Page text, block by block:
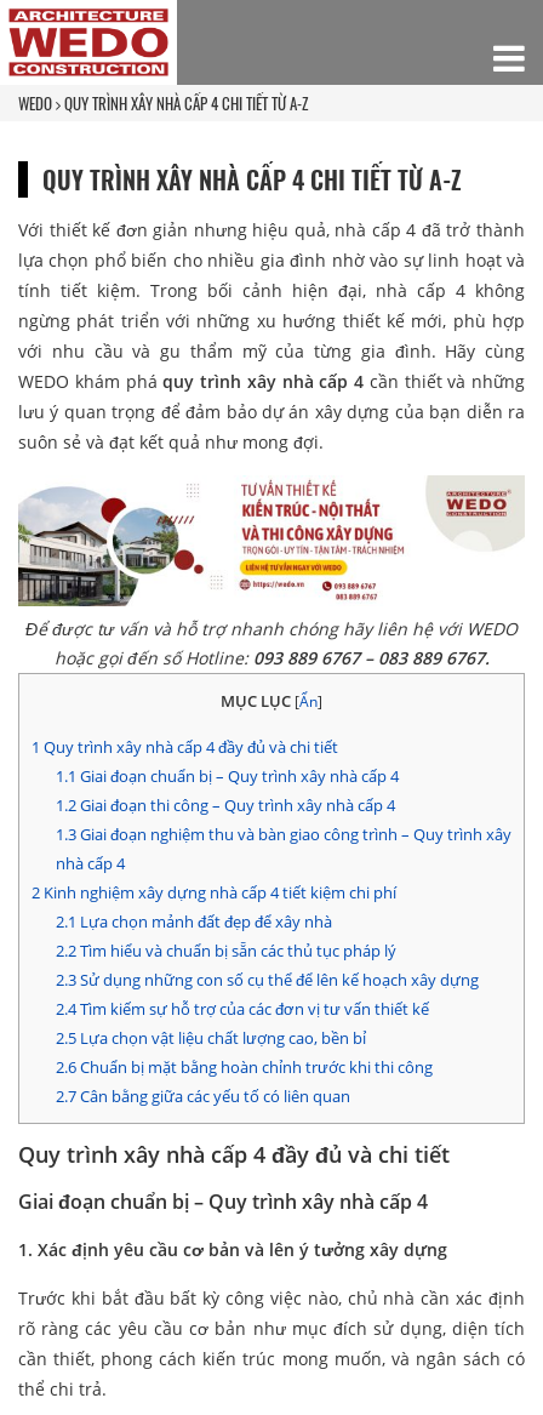
WEDO QUY TRÌNH XÂY NHÀ CẤP 4 CHI TIẾT TỪ A-Z
QUY TRÌNH XÂY NHÀ CẤP 4 CHI TIẾT TỪ A-Z
Với thiết kế đơn giản nhưng hiệu quả, nhà cấp 4 đã trở thành
lựa chọn phổ biến cho nhiều gia đình nhờ vào sự linh hoạt và
tính tiết kiệm. Trong bối cảnh hiện đại, nhà cấp 4 không
ngừng phát triển với những xu hướng thiết kế mới, phù hợp
với nhu cầu và gu thẩm mỹ của từng gia đình. Hãy cùng
WEDO khám pháquy trình xây nhà cấp 4 cần thiết và những
lưu ý quan trọng để đảm bảo dự án xây dựng của bạn diễn ra
suôn sẻ và đạt kết quả như mong đợi.
Để được tư vấn và hỗ trợ nhanh chóng hãy liên hệ với WEDO
hoặc gọi đến số Hotline: 093 889 6767 – 083 889 6767.
MỤC LỤC [Ẩn]
1 Quy trình xây nhà cấp 4 đầy đủ và chi tiết
1.1 Giai đoạn chuẩn bị – Quy trình xây nhà cấp 4
1.2Giai đoạn thi công – Quy trình xây nhà cấp 4
1.3Giai đoạn nghiệm thu và bàn giao công trình – Quy trình xây
nhà cấp 4
2 Kinh nghiệm xây dựng nhà cấp 4 tiết kiệm chi phí
2.1 Lựa chọn mảnh đất đẹp để xây nhà
2.2Tìm hiểu và chuẩn bị sẵn các thủ tục pháp lý
2.3Sử dụng những con số cụ thể để lên kế hoạch xây dựng
2.4Tìm kiếm sự hỗ trợ của các đơn vị tư vấn thiết kế
2.5Lựa chọn vật liệu chất lượng cao, bền bỉ
2.6Chuẩn bị mặt bằng hoàn chỉnh trước khi thi công
2.7Cân bằng giữa các yếu tố có liên quan
Quy trình xây nhà cấp 4 đầy đủ và chi tiết
Giai đoạn chuẩn bị – Quy trình xây nhà cấp 4
1. Xác định yêu cầu cơ bản và lên ý tưởng xây dựng
Trước khi bắt đầu bất kỳ công việc nào, chủ nhà cần xác định
rõ ràng các yêu cầu cơ bản như mục đích sử dụng, diện tích
cần thiết, phong cách kiến trúc mong muốn, và ngân sách có
thể chi trả.